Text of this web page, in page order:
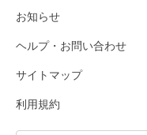
お知らせ
ヘルプ・お問い合わせ
サイトマップ
利用規約